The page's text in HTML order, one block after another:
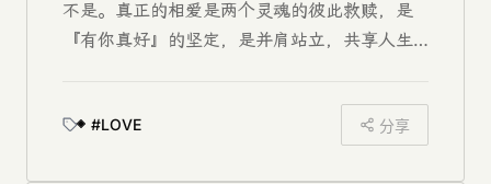
不是。真正的相爱是两个灵魂的彼此救赎，是
『有你真好』的坚定，是并肩站立，共享人生
#LOVE 分享